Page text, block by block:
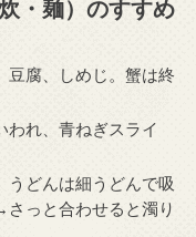
・麺）のすすめ
豆腐、しめじ。蟹は終
われ、青ねぎスライ
うどんは細うどんで吸
っと合わせると濁り